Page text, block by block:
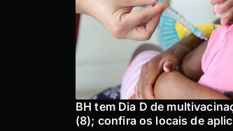
BH tem Dia D de
(8); confira os locais de